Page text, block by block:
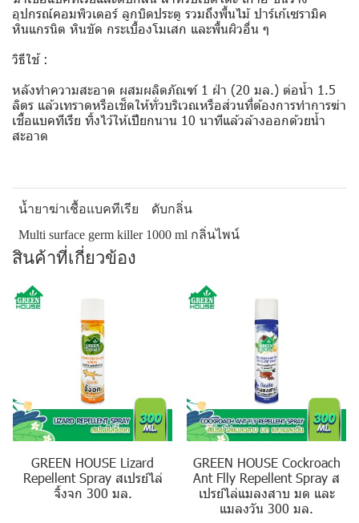
อุปกรณ์คอมพิวเตอร์ ลูกบิดประตู รวมถึงพื้นไม้ ปาร์เก้เซรามิค
หินแกรนิต หินขัด กระเบื้องโมเสก และพื้นผิวอื่น ๆ
วิธีใช้ :
หลังทำความสะอาด ผสมผลิตภัณฑ์ 1 ฝ่า (20 มล.) ต่อน้ำ 1.5
ลิตร แล้วเทราดหรือเช็ดให้ทั่วบริเวณหรือส่วนที่ต้องการทำการฆ่า
เชื้อแบคทีเรีย ทิ้งไว้ให้เปียกนาน 10 นาทีแล้วล้างออกด้วยน้ำ
สะอาด
น้ำยาฆ่าเชื้อแบคทีเรีย
ดับกลิ่น
Multi surface germ killer 1000 ml กลิ่นไพน์
สินค้าที่เกี่ยวข้อง
GREEN HOUSE Lizard
Repellent Spray สเปรย์ไล่
จิ้งจก 300 มล.
GREEN HOUSE Cockroach
Ant Flly Repellent Spray ส
เปรย์ไล่แมลงสาบ มด และ
แมลงวัน 300 มล.